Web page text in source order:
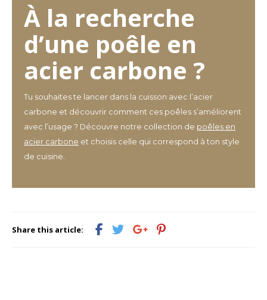
À la recherche
d’une poêle en
acier carbone ?
Tu souhaites te lancer dans la cuisson avec l’acier
carbone et découvrir comment ces poêles s’améliorent
avec l’usage ? Découvre notre collection de poêles en
acier carbone et choisis celle qui correspond à ton style
de cuisine.
Share this article: